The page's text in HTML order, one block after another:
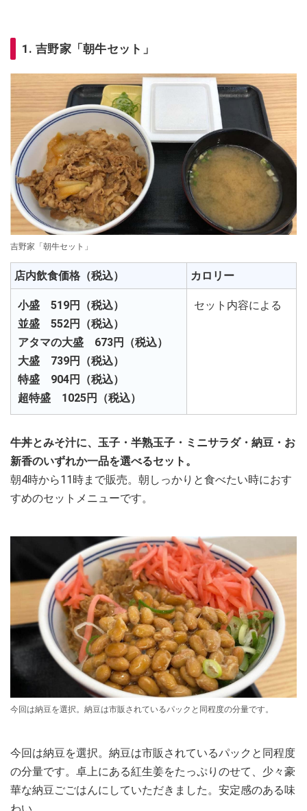
1. 吉野家「朝牛セット」
吉野家「朝牛セット」
店内飲食価格（税込） カロリー
小盛 519円（税込）
並盛 552円（税込）
アタマの大盛 673円（税込）
大盛 739円（税込）
特盛 904円（税込）
超特盛 1025円（税込）
セット内容による
牛丼とみそ汁に、玉子・半熟玉子・ミニサラダ・納豆・お
新香のいずれか一品を選べるセット。
朝4時から11時まで販売。朝しっかりと食べたい時におす
すめのセットメニューです。
今回は納豆を選択。納豆は市販されているパックと同程度の分量です。
今回は納豆を選択。納豆は市販されているパックと同程度
の分量です。卓上にある紅生姜をたっぷりのせて、少々豪
華な納豆ごごはんにしていただきました。安定感のある味